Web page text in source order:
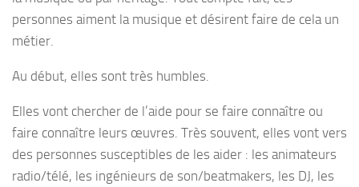
personnes aiment la musique et désirent faire de cela un
métier.
Au début, elles sont très humbles.
Elles vont chercher de l’aide pour se faire connaître ou
faire connaître leurs œuvres. Très souvent, elles vont vers
des personnes susceptibles de les aider : les animateurs
radio/télé, les ingénieurs de son/beatmakers, les DJ, les